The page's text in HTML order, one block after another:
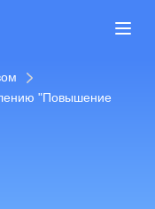
"Повышение